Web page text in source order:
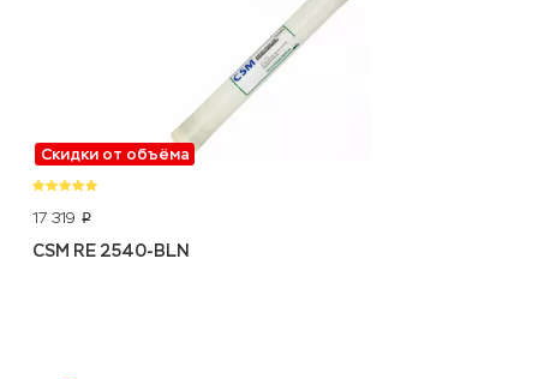
Скидки от объёма
17 319 p
CSM RE 2540-BLN